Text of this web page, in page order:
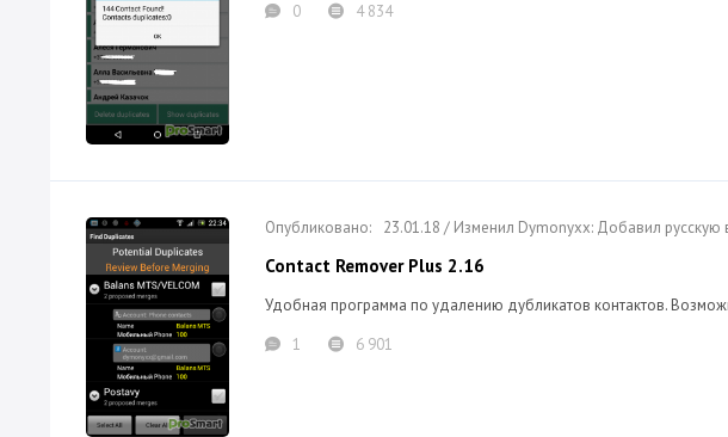
0
4 834
23.01.18 / Изменил Dymonyxx: Добавил русскую
Contact Remover Plus 2.16
Удобная программа по удалению дубликатов контактов.
1
6 901